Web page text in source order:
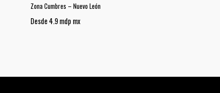
Zona Cumbres – Nuevo León
Desde 4.9 mdp mx